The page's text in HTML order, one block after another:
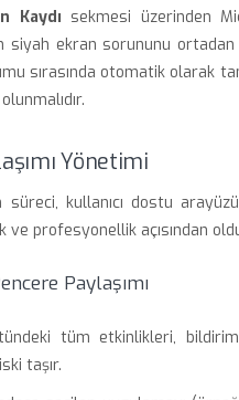
Kaydı sekmesi üzerinden
siyah ekran sorununu
sırasında otomatik olarak
Yönetimi
kullanıcı dostu
ve profesyonellik açısından
Paylaşımı
tüm etkinlikleri,
taşır.